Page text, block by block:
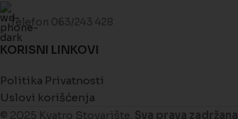
Telefon 063/243 428
KORISNI LINKOVI
Politika Privatnosti
Uslovi korišćenja
© 2025 Kvatro Stovarište. Sva prava zadržana